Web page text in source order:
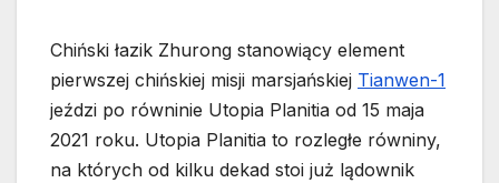
Chiński łazik Zhurong stanowiący element
pierwszej chińskiej misji marsjańskiej Tianwen-1
jeździ po równinie Utopia Planitia od 15 maja
2021 roku. Utopia Planitia to rozległe równiny,
na których od kilku dekad stoi już lądownik